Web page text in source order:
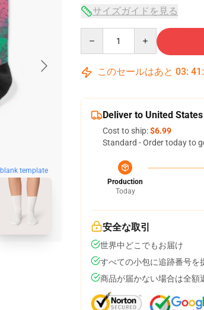
blank template
サイズガイドを見る
このセールはあと 03: 41 :
Deliver to United States
Cost to ship:$6.99
Standard - Order today to
Production
Today
安全な取引
世界中どこでもお届け
すべての小包に追跡番号を
商品が届かない場合は全額